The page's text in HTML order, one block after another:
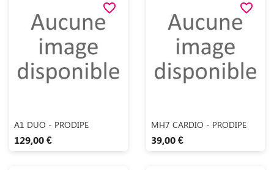
 Aperçu rapide
A1 DUO - PRODIPE
129,00 €
favorite_border
Aperçu rapide
MH7 CARDIO - PRODIPE
39,00 €
favorite_border